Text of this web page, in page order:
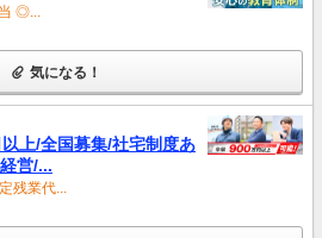
◎...
気になる！
上/全国募集/社宅制度あ
営/...
残業代...